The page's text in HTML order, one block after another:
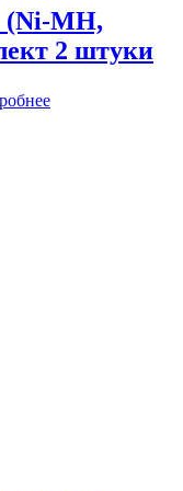
(Ni-MH,
2 штуки